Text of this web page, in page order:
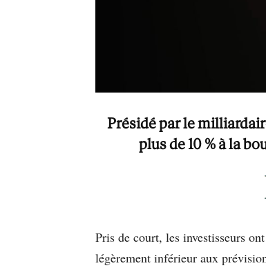
Présidé par le
plus de 10 % à la
Pris de court, les investisseurs
légèrement inférieur aux